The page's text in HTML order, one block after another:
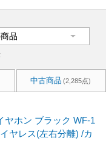
中古商品 (2,285点)
ヤホン ブラック WF-1
ヤレス(左右分離) /カ